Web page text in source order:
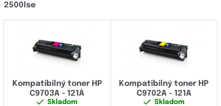
2500lse
Kompatibilný toner HP
C9703A - 121A
Skladom
Kompatibilný toner HP
C9702A - 121A
Skladom